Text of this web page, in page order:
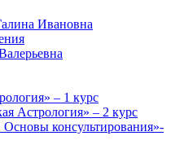
Ивановна
– 1 курс
Астрология» – 2 курс
консультирования»-